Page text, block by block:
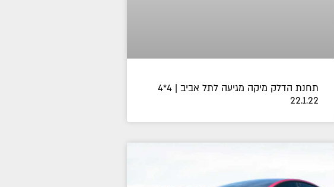
תחנת הדלק מיקה מגיעה לתל אביב | 4*4
22.1.22